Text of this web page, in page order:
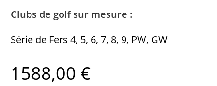
Clubs de golf sur mesure :
Série de Fers 4, 5, 6, 7, 8, 9, PW, GW
1588,00 €